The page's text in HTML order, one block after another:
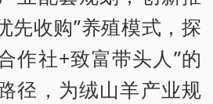
先收购”养殖模式，探
作社+致富带头人”的
径，为绒山羊产业规